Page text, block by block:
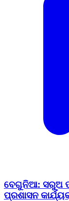
ବେଗୁନିଆ: ସରୁଅ
ପ୍ରଶାସନ